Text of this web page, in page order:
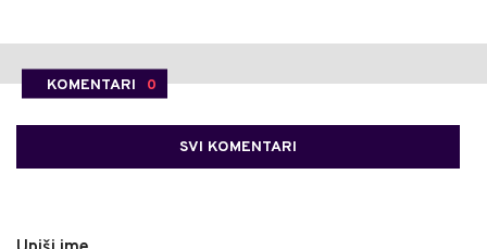
KOMENTARI 0
SVI KOMENTARI